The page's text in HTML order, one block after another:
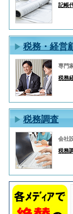
記帳
税務・経営
専門
税務
税務調査
会社
税務